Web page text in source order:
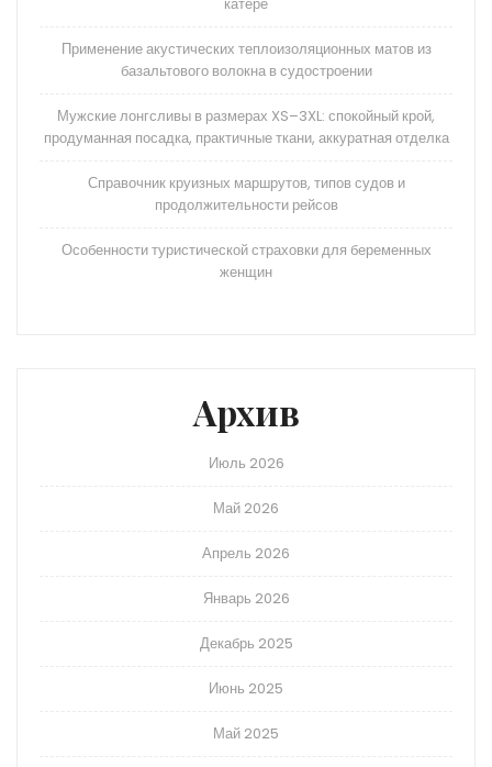
Применение акустических теплоизоляционных матов из
базальтового волокна в судостроении
Мужские лонгсливы в размерах XS–3XL: спокойный крой,
продуманная посадка, практичные ткани, аккуратная отделка
Справочник круизных маршрутов, типов судов и
продолжительности рейсов
Особенности туристической страховки для беременных
женщин
Архив
Июль 2026
Май 2026
Апрель 2026
Январь 2026
Декабрь 2025
Июнь 2025
Май 2025